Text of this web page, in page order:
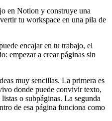
en Notion y construye una
tu workspace en una pila de
encajar en tu trabajo, el
empezar a crear páginas sin
muy sencillas. La primera es
donde puede convivir texto,
o subpáginas. La segunda
de esa página funciona como